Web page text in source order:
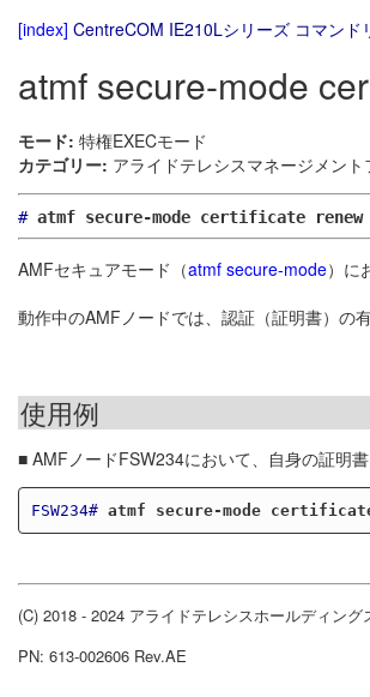
[index] CentreCOM IE210Lシリーズ コマンド
atmf secure-mode
モード: 特権EXECモード
カテゴリー: アライドテレシスマネージメン
# atmf secure-mode certificate renew
AMFセキュアモード（atmf secure-mode）に
動作中のAMFノードでは、認証（証明書）の
使用例
■ AMFノードFSW234において、自身の証明書
FSW234# atmf secure-mode
(C) 2018 - 2024 アライドテレシスホールディング
PN: 613-002606 Rev.AE